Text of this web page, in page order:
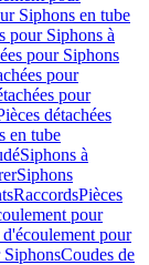
Siphons en tube
pour Siphons à
pour Siphons
pour
pour
détachées
en tube
Siphons à
Siphons
RaccordsPièces
pour
d'écoulement pour
SiphonsCoudes de